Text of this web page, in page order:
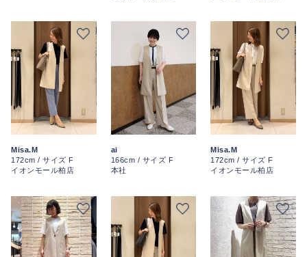
Misa.M
172cm / サイズ F
イオンモール柏店
ai
166cm / サイズ F
本社
Misa.M
172cm / サイズ F
イオンモール柏店